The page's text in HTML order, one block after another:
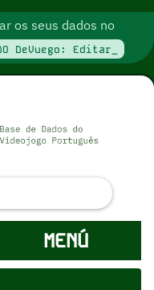
os seus dados no
DeVuego: Editar_
MENÚ